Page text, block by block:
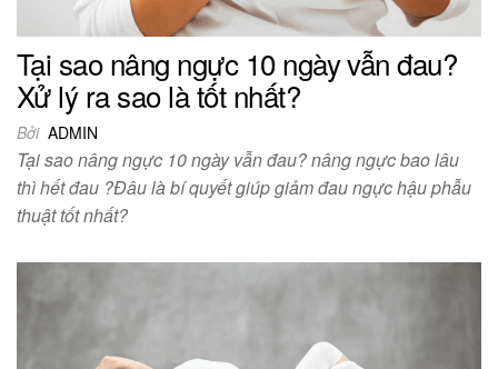
Tại sao nâng ngực 10 ngày vẫn đau?
Xử lý ra sao là tốt nhất?
Bởi ADMIN
Tại sao nâng ngực 10 ngày vẫn đau? nâng ngực bao lâu
thì hết đau ?Đâu là bí quyết giúp giảm đau ngực hậu phẫu
thuật tốt nhất?